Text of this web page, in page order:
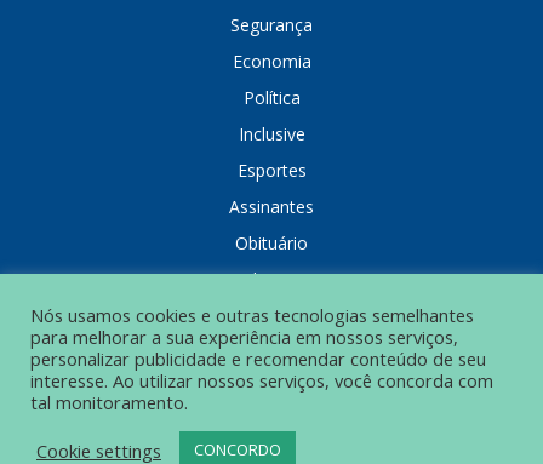
Segurança
Economia
Política
Inclusive
Esportes
Assinantes
Obituário
Colunistas
© Grupo Popular de Comunicação – Todos os direitos reservados.
POLÍTICA DE PRIVACIDADE
Nós usamos cookies e outras tecnologias semelhantes
para melhorar a sua experiência em nossos serviços,
personalizar publicidade e recomendar conteúdo de seu
interesse. Ao utilizar nossos serviços, você concorda com
tal monitoramento.
Cookie settings
CONCORDO